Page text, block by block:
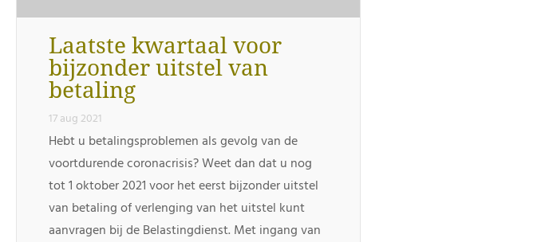
Laatste kwartaal voor
bijzonder uitstel van
betaling
17 aug 2021
Hebt u betalingsproblemen als gevolg van de
voortdurende coronacrisis? Weet dan dat u nog
tot 1 oktober 2021 voor het eerst bijzonder uitstel
van betaling of verlenging van het uitstel kunt
aanvragen bij de Belastingdienst. Met ingang van